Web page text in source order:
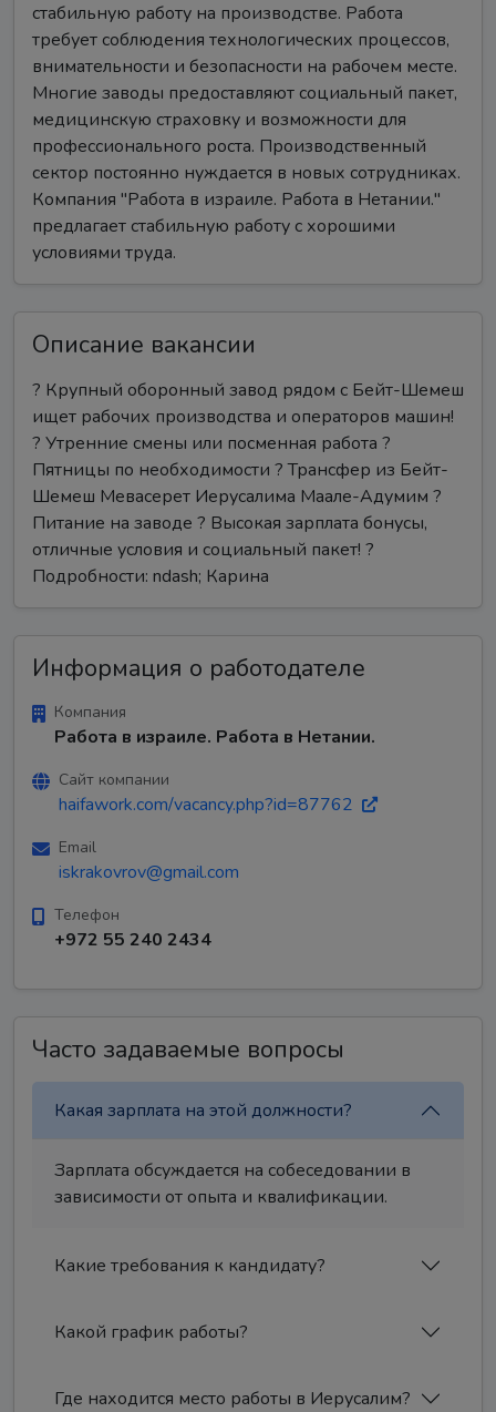
стабильную работу на производстве. Работа
требует соблюдения технологических процессов,
внимательности и безопасности на рабочем месте.
Многие заводы предоставляют социальный пакет,
медицинскую страховку и возможности для
профессионального роста. Производственный
сектор постоянно нуждается в новых сотрудниках.
Компания "Работа в израиле. Работа в Нетании."
предлагает стабильную работу с хорошими
условиями труда.
Описание вакансии
? Крупный оборонный завод рядом с Бейт-Шемеш
ищет рабочих производства и операторов машин!
? Утренние смены или посменная работа ?
Пятницы по необходимости ? Трансфер из Бейт-
Шемеш Мевасерет Иерусалима Маале-Адумим ?
Питание на заводе ? Высокая зарплата бонусы,
отличные условия и социальный пакет! ?
Подробности: ndash; Карина
Информация о работодателе
Компания
Работа в израиле. Работа в Нетании.
Сайт компании
haifawork.com/vacancy.php?id=87762
Email
iskrakovrov@gmail.com
Телефон
+972 55 240 2434
Часто задаваемые вопросы
Какая зарплата на этой должности?
Зарплата обсуждается на собеседовании в
зависимости от опыта и квалификации.
Какие требования к кандидату?
Какой график работы?
Где находится место работы в Иерусалим?